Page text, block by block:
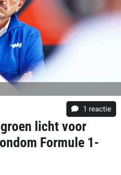
1 reactie
licht voor
Formule 1-